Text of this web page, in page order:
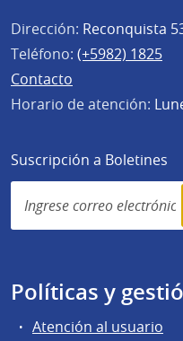
Dirección: Reconquista
Teléfono: (+5982) 1825
Contacto
Horario de atención:
Suscripción a Boletines
Simplenews
subscription
Políticas y
Atención al usuario